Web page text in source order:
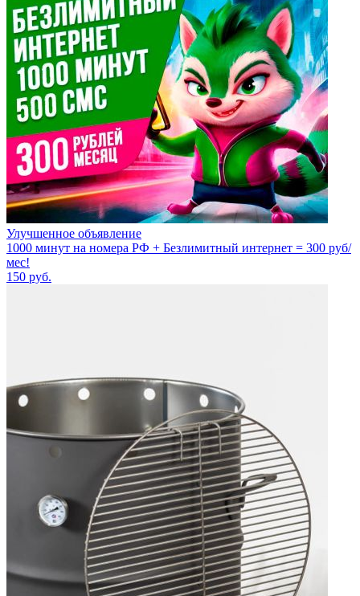
Улучшенное объявление
1000 минут на номера РФ + Безлимитный интернет = 300 руб/
мес!
150 руб.